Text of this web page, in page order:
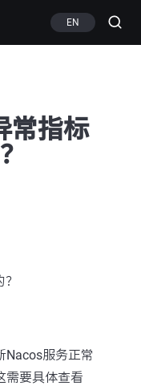
EN
常指标
Nacos服务正常
需要具体查看